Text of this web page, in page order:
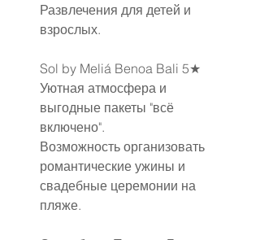
Развлечения для детей и
взрослых.
Sol by Meliá Benoa Bali 5★
Уютная атмосфера и
выгодные пакеты "всё
включено".
Возможность организовать
романтические ужины и
свадебные церемонии на
пляже.